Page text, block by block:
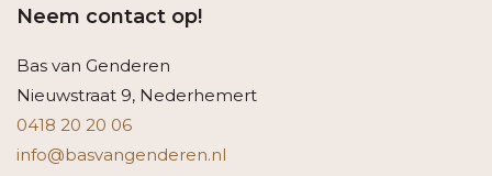
Neem contact op!
Bas van Genderen
Nieuwstraat 9, Nederhemert
0418 20 20 06
info@basvangenderen.nl